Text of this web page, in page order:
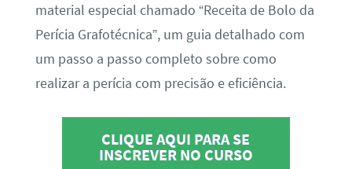
material especial chamado “Receita de Bolo da
Perícia Grafotécnica”, um guia detalhado com
um passo a passo completo sobre como
realizar a perícia com precisão e eficiência.
CLIQUE AQUI PARA SE
INSCREVER NO CURSO